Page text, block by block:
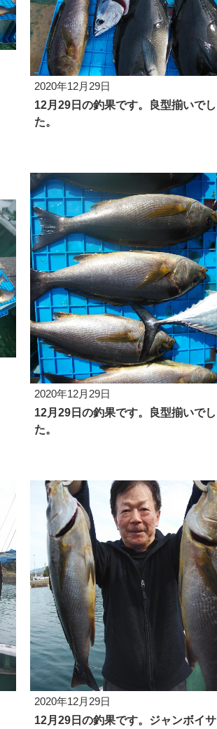
2020年12月29日
12月29日の釣果です。良型揃いでし
た。
2020年12月29日
12月29日の釣果です。良型揃いでし
た。
2020年12月29日
12月29日の釣果です。ジャンボイサ